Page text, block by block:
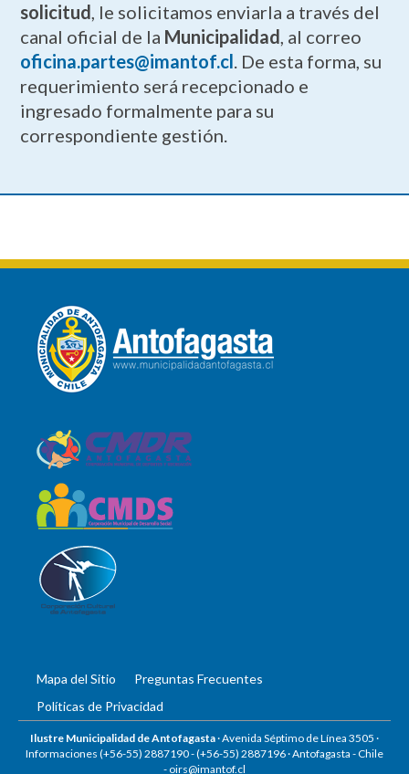
solicitud, le solicitamos enviarla a través del
canal oficial de la Municipalidad, al correo
oficina.partes@imantof.cl. De esta forma, su
requerimiento será recepcionado e
ingresado formalmente para su
correspondiente gestión.
Mapa del Sitio
Preguntas Frecuentes
Políticas de Privacidad
Ilustre Municipalidad de Antofagasta· Avenida Séptimo de Línea 3505 ·
Informaciones (+56-55) 2887190 -(+56-55) 2887196· Antofagasta - Chile
- oirs@imantof.cl